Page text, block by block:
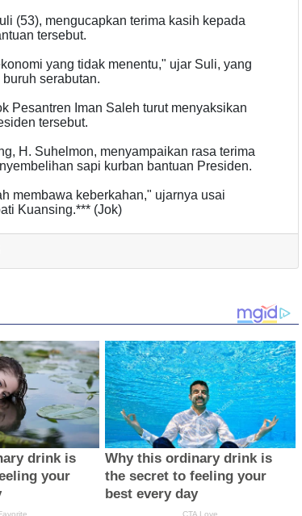
(53), mengucapkan terima kasih kepada
tersebut.
yang tidak menentu," ujar Suli, yang
serabutan.
Pesantren Iman Saleh turut menyaksikan
tersebut.
H. Suhelmon, menyampaikan rasa terima
sapi kurban bantuan Presiden.
membawa keberkahan," ujarnya usai
Kuansing.*** (Jok)